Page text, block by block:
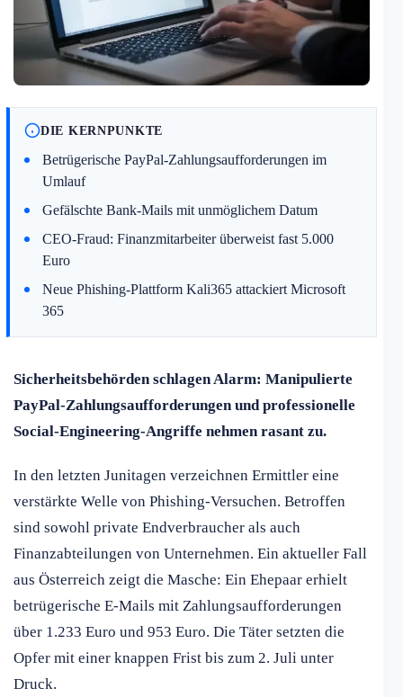
DIE KERNPUNKTE
Betrügerische PayPal-Zahlungsaufforderungen im
Umlauf
Gefälschte Bank-Mails mit unmöglichem Datum
CEO-Fraud: Finanzmitarbeiter überweist fast 5.000
Euro
Neue Phishing-Plattform Kali365 attackiert Microsoft
365
Sicherheitsbehörden schlagen Alarm: Manipulierte
PayPal-Zahlungsaufforderungen und professionelle
Social-Engineering-Angriffe nehmen rasant zu.
In den letzten Junitagen verzeichnen Ermittler eine
verstärkte Welle von Phishing-Versuchen. Betroffen
sind sowohl private Endverbraucher als auch
Finanzabteilungen von Unternehmen. Ein aktueller Fall
aus Österreich zeigt die Masche: Ein Ehepaar erhielt
betrügerische E-Mails mit Zahlungsaufforderungen
über 1.233 Euro und 953 Euro. Die Täter setzten die
Opfer mit einer knappen Frist bis zum 2. Juli unter
Druck.